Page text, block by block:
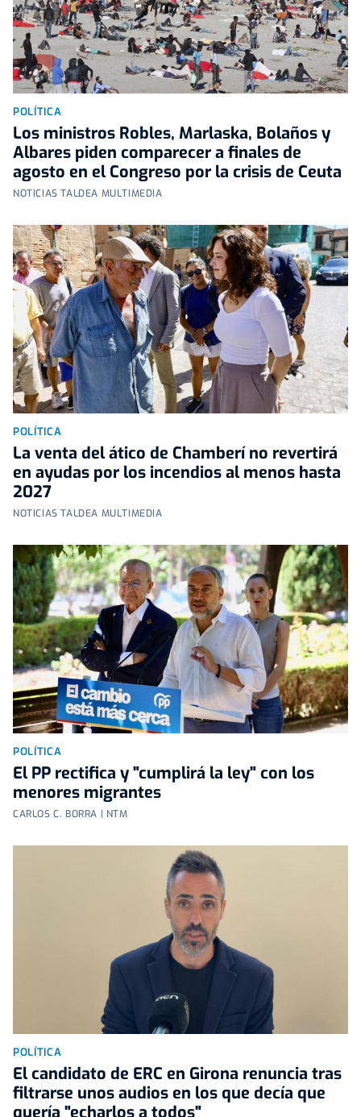
POLÍTICA
Los ministros Robles, Marlaska, Bolaños y
Albares piden comparecer a finales de
agosto en el Congreso por la crisis de Ceuta
NOTICIAS TALDEA MULTIMEDIA
POLÍTICA
La venta del ático de Chamberí no revertirá
en ayudas por los incendios al menos hasta
2027
NOTICIAS TALDEA MULTIMEDIA
POLÍTICA
El PP rectifica y "cumplirá la ley" con los
menores migrantes
CARLOS C. BORRA | NTM
POLÍTICA
El candidato de ERC en Girona renuncia tras
filtrarse unos audios en los que decía que
quería "echarlos a todos"